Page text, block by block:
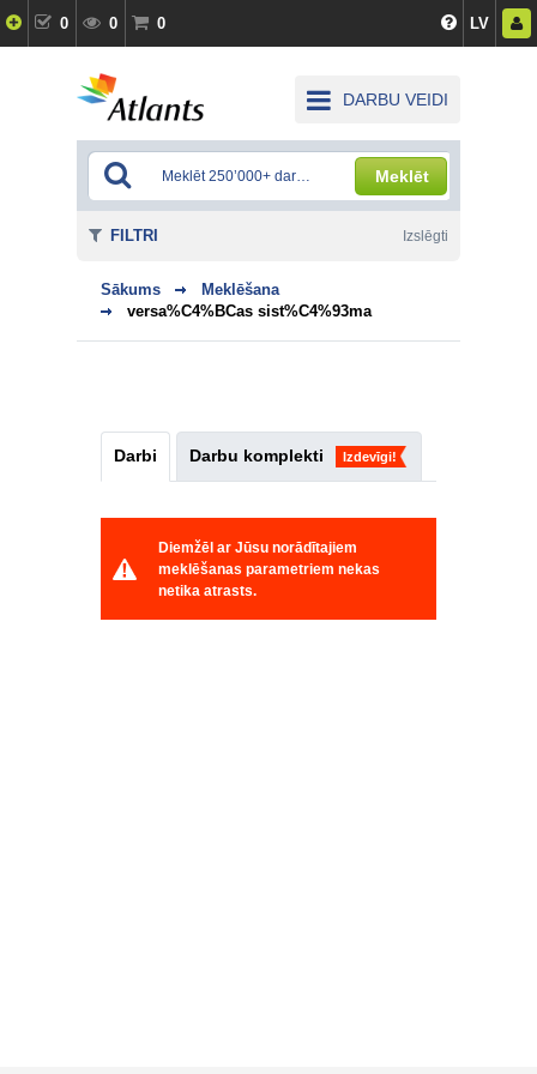
0 0 0 LV
DARBU VEIDI
Meklēt
Sākums
Meklēšana
versa%C4%BCas sist%C4%93ma
Darbi Darbu komplekti Izdevīgi!
Diemžēl ar Jūsu norādītajiem
meklēšanas parametriem nekas
netika atrasts.
FILTRI Izslēgti